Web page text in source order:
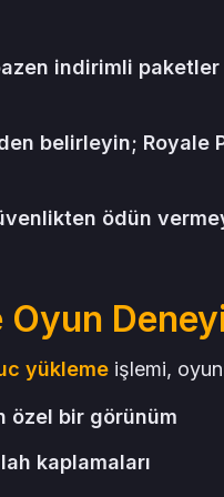
indirimli paketler
belirleyin;
ödün
Oyun
yüklemeişlemi, oyun
özel bir görünüm
kaplamaları